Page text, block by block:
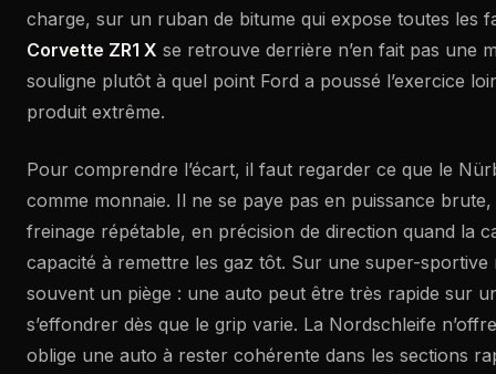
charge, sur un ruban de bitume qui expose toutes les
Corvette ZR1 X se retrouve derrière n’en fait pas une
souligne plutôt à quel point Ford a poussé l’exercice
produit extrême.
Pour comprendre l’écart, il faut regarder ce que le
comme monnaie. Il ne se paye pas en puissance
freinage répétable, en précision de direction quand la
capacité à remettre les gaz tôt. Sur une super-sportive
souvent un piège : une auto peut être très rapide sur
s’effondrer dès que le grip varie. La Nordschleife
oblige une auto à rester cohérente dans les sections